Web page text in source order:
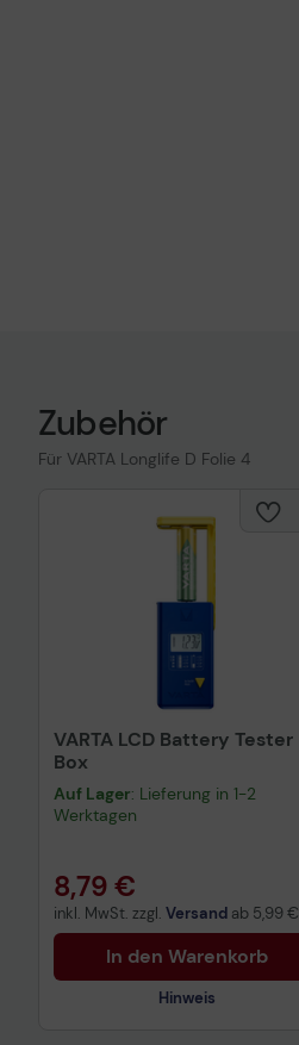
Zubehör
Für VARTA Longlife D Folie 4
VARTA LCD Battery Tester
Box
Auf Lager: Lieferung in 1-2
Werktagen
8,79 €
inkl. MwSt. zzgl. Versand ab 5,99 €
In den Warenkorb
Hinweis